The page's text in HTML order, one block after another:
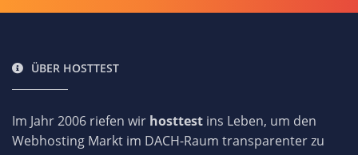
ÜBER HOSTTEST
Im Jahr 2006 riefen wir hosttest ins Leben, um den
Webhosting Markt im DACH-Raum transparenter zu